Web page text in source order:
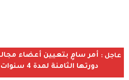
عاجل : أمر سامٍ بتعيين أعضاء
دورتها الثامنة لمدة 4 سنوات